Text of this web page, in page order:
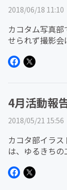
2018/06/18 11:10
カコタム写真
せられず撮影
「プロのカメラ
4月活動報
2018/05/21 15:56
カコタ部イラ
は、ゆるきち
と、子どもたち